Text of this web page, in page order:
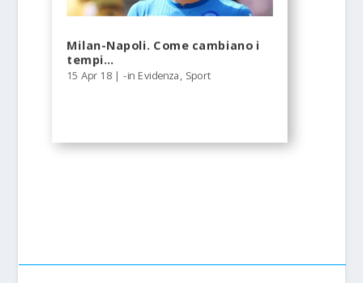
Milan-Napoli. Come cambiano i
tempi…
15 Apr 18 |-in Evidenza, Sport